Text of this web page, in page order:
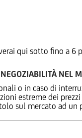
qui sotto fino a 6
NEL
o in caso di
estreme dei
sul mercato ad un